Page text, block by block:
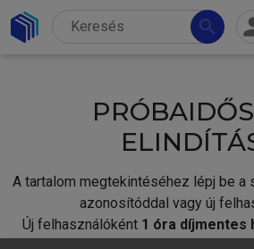
search
A tartalom megtekintéséhez lépj be a
azonosítóddal vagy új
Új felhasználóként 1 óra